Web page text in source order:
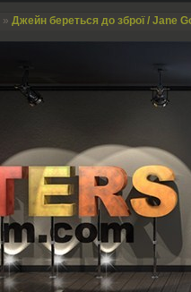
» Джейн береться до зброї / Jane